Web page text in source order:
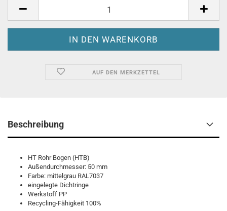
AUF DEN MERKZETTEL
Beschreibung
HT Rohr Bogen (HTB)
Außendurchmesser: 50 mm
Farbe: mittelgrau RAL7037
eingelegte Dichtringe
Werkstoff PP
Recycling-Fähigkeit 100%